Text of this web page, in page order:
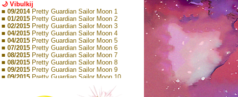
🌙 Vibulkij
■ 09/2014 Pretty Guardian Sailor Moon 1
■ 01/2015 Pretty Guardian Sailor Moon 2
■ 02/2015 Pretty Guardian Sailor Moon 3
■ 04/2015 Pretty Guardian Sailor Moon 4
■ 04/2015 Pretty Guardian Sailor Moon 5
■ 07/2015 Pretty Guardian Sailor Moon 6
■ 08/2015 Pretty Guardian Sailor Moon 7
■ 08/2015 Pretty Guardian Sailor Moon 8
■ 09/2015 Pretty Guardian Sailor Moon 9
■ 09/2015 Pretty Guardian Sailor Moon 10
Pretty Guardian Sailor Moon 11
Pretty Guardian Sailor Moon 12